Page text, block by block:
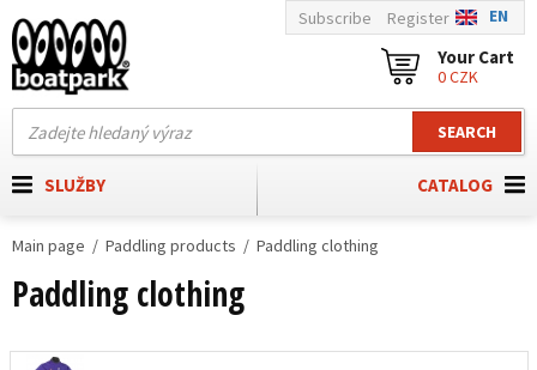
SEARCH
Subscribe Register EN
Your Cart
0 CZK
CATALOG
SLUŽBY
Main page Paddling products Paddling clothing
Paddling clothing